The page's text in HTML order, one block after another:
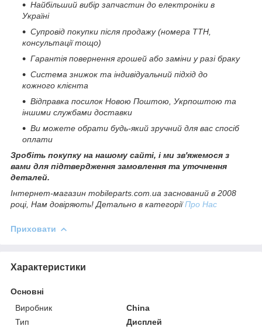
Найбільший вибір запчастин до електроніки в
Україні
Супровід покупки після продажу (номера ТТН,
консультації тощо)
Гарантія повернення грошей або заміни у разі браку
Система знижок та індивідуальний підхід до
кожного клієнта
Відправка посилок Новою Поштою, Укрпоштою та
іншими службами доставки
Ви можете обрати будь-який зручний для вас спосіб
оплати
Зробіть покупку на нашому сайті, і ми зв'яжемося з
вами для підтвердження замовлення та уточнення
деталей.
Інтернет-магазин mobileparts.com.ua заснований в 2008
році, Нам довіряють! Детально в категоріїПро Нас
Приховати
Характеристики
Основні
Виробник
China
Тип
Дисплей